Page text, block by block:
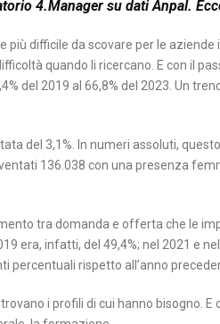
4.Manager su dati Anpal.
difficile da scovare per le aziende
quando li ricercano. E con il
del 2019 al 66,8% del 2023. Un
del 3,1%. In numeri assoluti,
136.038 con una presenza
tra domanda e offerta che le
era, infatti, del 49,4%; nel 2021 e
percentuali rispetto all’anno
i profili di cui hanno bisogno.